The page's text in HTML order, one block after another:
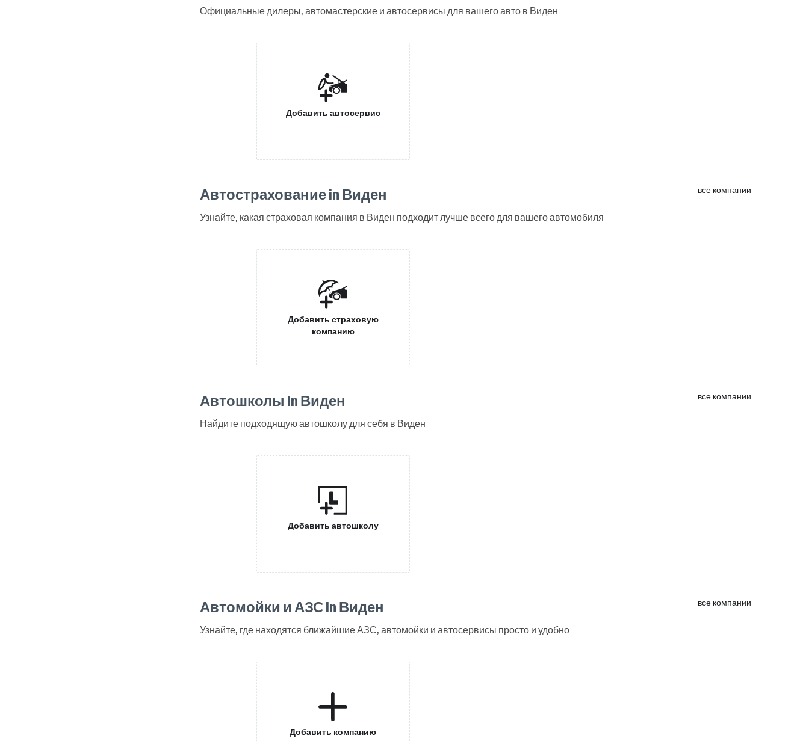
Официальные дилеры, автомастерские и автосервисы для вашего авто в Виден
Добавить автосервис
Автострахование in Виден
Узнайте, какая страховая компания в Виден подходит лучше всего для вашего автомобиля
все компании
Добавить страховую
компанию
Автошколы in Виден
Найдите подходящую автошколу для себя в Виден
все компании
Добавить автошколу
Автомойки и АЗС in Виден
Узнайте, где находятся ближайшие АЗС, автомойки и автосервисы просто и удобно
все компании
Добавить компанию